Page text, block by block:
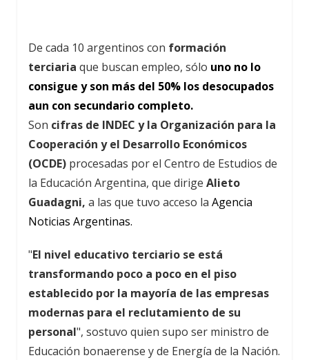
De cada 10 argentinos con formación
terciaria que buscan empleo, sólo uno no lo
consigue y son más del 50% los desocupados
aun con secundario completo.
Son cifras de INDEC y la Organización para la
Cooperación y el Desarrollo Económicos
(OCDE) procesadas por el Centro de Estudios de
la Educación Argentina, que dirige Alieto
Guadagni, a las que tuvo acceso la Agencia
Noticias Argentinas.
"El nivel educativo terciario se está
transformando poco a poco en el piso
establecido por la mayoría de las empresas
modernas para el reclutamiento de su
personal", sostuvo quien supo ser ministro de
Educación bonaerense y de Energía de la Nación.